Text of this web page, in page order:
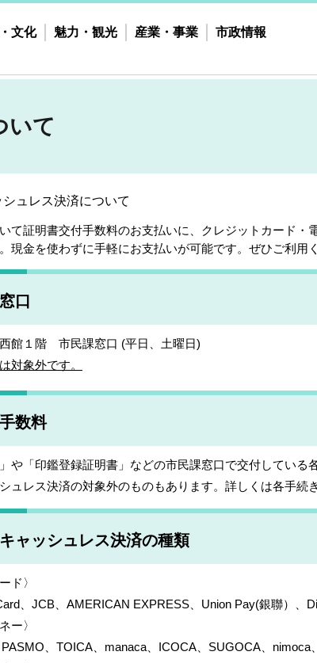
文化 魅力・観光 産業・事業 市政情報
いて
シュレス決済について
て証明書交付手数料のお支払いに、クレジットカード・
現金を使わずに手軽にお支払いが可能です。ぜひご利用
口
館１階 市民課窓口 (平日、土曜日)
対象外です。
数料
」や「印鑑登録証明書」などの市民課窓口で交付している
ュレス決済の対象外のものもあります。詳しくは各手続
ャッシュレス決済の種類
ド〉
、JCB、AMERICAN EXPRESS、Union Pay(銀聯）、
ー〉
、TOICA、manaca、ICOCA、SUGOCA、nimoca